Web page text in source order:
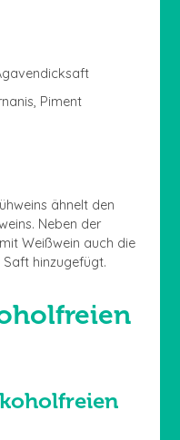
Piment
ähnelt den
Neben der
Weißwein auch die
hinzugefügt.